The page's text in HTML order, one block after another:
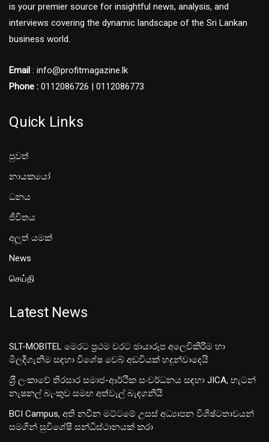
is your premier source for insightful news, analysis, and
interviews covering the dynamic landscape of the Sri Lankan
business world.
Email : info@profitmagazine.lk
Phone : 0112086726 | 0112086773
Quick Links
පුවත්
නායකයෝ
ධනය
ජීවිතය
අලූත් යමක්
News
செய்தி
Latest News
SLT-MOBITEL මෙරට ප්‍රථම වරට ඡායාරූප අලෙවිකිරීම හා
මිලදීගැනීම සඳහා විශේෂ වෙබ් අඩවියක් හදුන්වාදෙයි
ශ‍්‍රී ලංකාවේ තිරසාර සමාජ-ආර්ථික සංවර්ධනය සඳහා JICA, හැටන්
නැෂනල් බැංකුව සමඟ අත්වැල් බැඳගනියි
BCI Campus, අති නවීන මට්ටමේ උසස් අධ්‍යාපන විශිෂ්ටතාවයන්
සමගින් සුවිශේෂී සන්ධිස්ථානයක් කරා